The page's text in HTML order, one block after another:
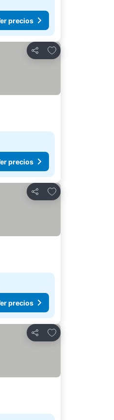
precios
Compartir
Agregar a favoritos
precios
Compartir
Agregar a favoritos
precios
Compartir
Agregar a favoritos